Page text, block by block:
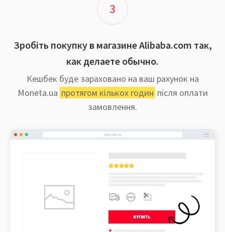
3
Зробіть покупку в магазине Alibaba.com так,
как делаете обычно.
Кешбек буде зараховано на ваш рахунок на
Moneta.ua протягом кількох годин після оплати
замовлення.